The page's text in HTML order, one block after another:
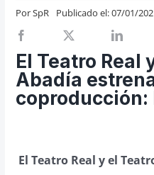
Entrevistas
Recomendación
Cosas de Beckmesser
Nosotros y privacidad
Buscar:
PorSpR Publicado el: 07/01/
El Teatro Real
Abadía
coproducción:
El Teatro Real y el